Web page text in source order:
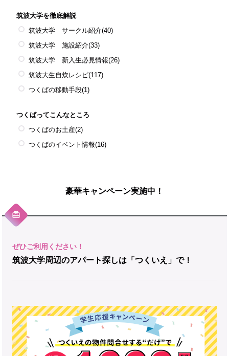
筑波大学を徹底解説
筑波大学 サークル紹介(40)
筑波大学 施設紹介(33)
筑波大学 新入生必見情報(26)
筑波大生自炊レシピ(117)
つくばの移動手段(1)
つくばってこんなところ
つくばのお土産(2)
つくばのイベント情報(16)
豪華キャンペーン実施中！
筑波大学周辺のアパート探しは「つくいえ」で！